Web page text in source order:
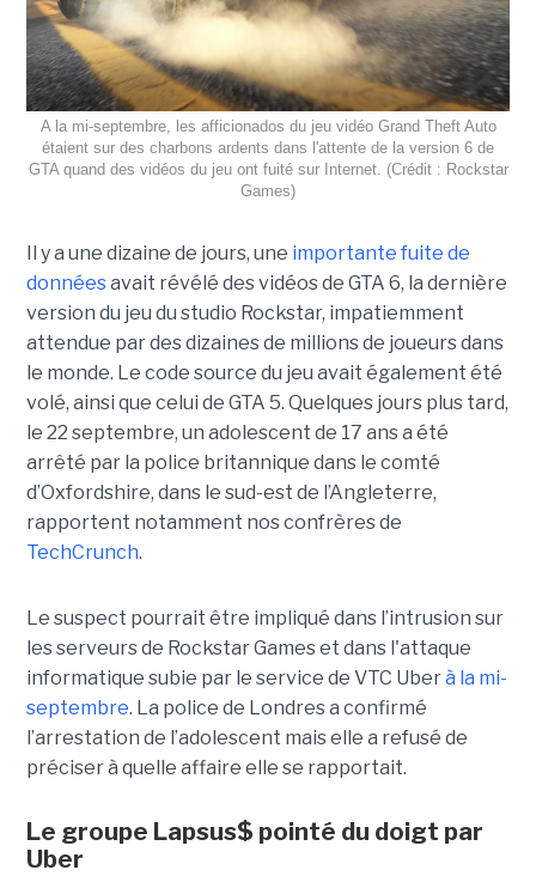
A la mi-septembre, les afficionados du jeu vidéo Grand Theft Auto
étaient sur des charbons ardents dans l'attente de la version 6 de
GTA quand des vidéos du jeu ont fuité sur Internet. (Crédit : Rockstar
Games)
Il y a une dizaine de jours, une importante fuite de
donnéesavait révélé des vidéos de GTA 6, la dernière
version du jeu du studio Rockstar, impatiemment
attendue par des dizaines de millions de joueurs dans
le monde. Le code source du jeu avait également été
volé, ainsi que celui de GTA 5. Quelques jours plus tard,
le 22 septembre, un adolescent de 17 ans a été
arrêté par la police britannique dans le comté
d’Oxfordshire, dans le sud-est de l’Angleterre,
rapportent notamment nos confrères de
TechCrunch.
Le suspect pourrait être impliqué dans l’intrusion sur
les serveurs de Rockstar Games et dans l'attaque
informatique subie par le service de VTC Uberà la mi-
septembre. La police de Londres a confirmé
l’arrestation de l’adolescent mais elle a refusé de
préciser à quelle affaire elle se rapportait.
Le groupe Lapsus$ pointé du doigt par
Uber